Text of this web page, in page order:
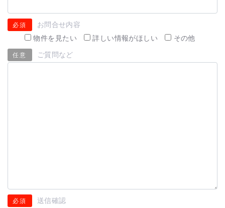
必須
お問合せ内容
物件を見たい
詳しい情報がほしい その他
任意 ご質問など
必須
送信確認